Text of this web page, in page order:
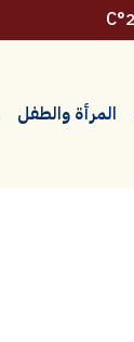
المرأة والطفل